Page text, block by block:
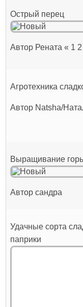
Острый перец
Автор Рената « 1
Агротехника
Автор Natsha/
Выращивание
Автор сандра
Удачные сорта
паприки